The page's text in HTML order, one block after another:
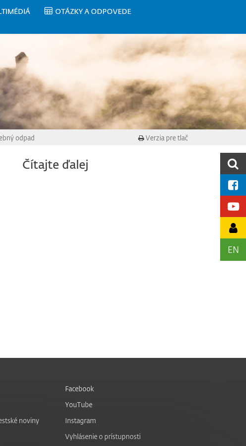
OTÁZKY A ODPOVEDE
EN
odpad Verzia pre tlač
Čítajte ďalej
noviny
Facebook
YouTube
Instagram
Vyhlásenie o prístupnosti